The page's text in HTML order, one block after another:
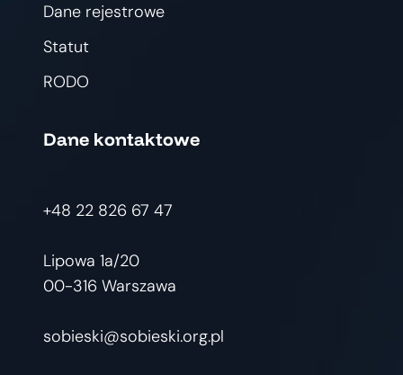
Dane rejestrowe
Statut
RODO
Dane kontaktowe
+48 22 826 67 47
Lipowa 1a/20
00-316 Warszawa
sobieski@sobieski.org.pl